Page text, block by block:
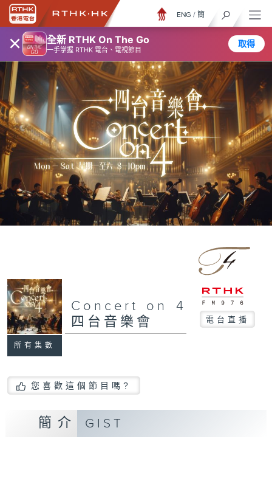
× 全新 RTHK On The Go
一手掌握 RTHK 電台、電視節目
取得
ENG / 簡
所有集數
Concert on 4
四台音樂會
電台直播
您喜歡這個節目嗎?
簡介 GIST